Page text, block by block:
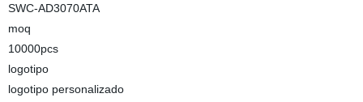
SWC-AD3070ATA
moq
10000pcs
logotipo
logotipo personalizado